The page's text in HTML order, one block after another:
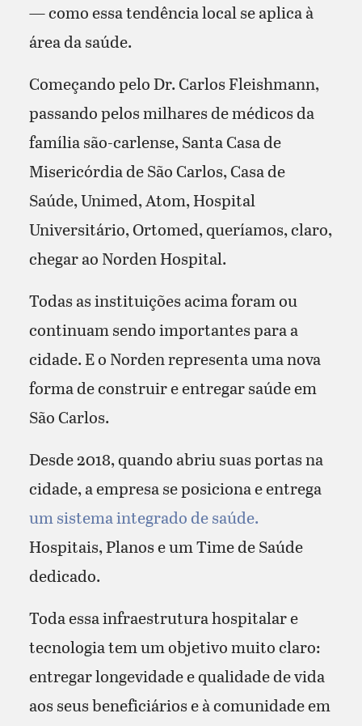
— como essa tendência local se aplica à
área da saúde.
Começando pelo Dr. Carlos Fleishmann,
passando pelos milhares de médicos da
família são-carlense, Santa Casa de
Misericórdia de São Carlos, Casa de
Saúde, Unimed, Atom, Hospital
Universitário, Ortomed, queríamos, claro,
chegar ao Norden Hospital.
Todas as instituições acima foram ou
continuam sendo importantes para a
cidade. E o Norden representa uma nova
forma de construir e entregar saúde em
São Carlos.
Desde 2018, quando abriu suas portas na
cidade, a empresa se posiciona e entrega
um sistema integrado de saúde.
Hospitais, Planos e um Time de Saúde
dedicado.
Toda essa infraestrutura hospitalar e
tecnologia tem um objetivo muito claro:
entregar longevidade e qualidade de vida
aos seus beneficiários e à comunidade em